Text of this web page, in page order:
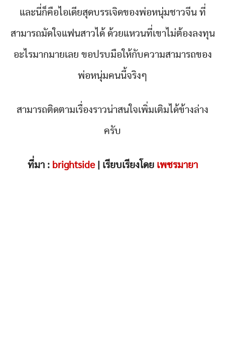
และนี่ก็คือไอเดียสุดบรรเจิดของพ่อหนุ่มชาวจีน ที่
สามารถมัดใจแฟนสาวได้ ด้วยแหวนที่เขาไม่ต้องลงทุน
อะไรมากมายเลย ขอปรบมือให้กับความสามารถของ
พ่อหนุ่มคนนี้จริงๆ
สามารถติดตามเรื่องราวน่าสนใจเพิ่มเติมได้ข้างล่าง
ครับ
ที่มา : brightside| เรียบเรียงโดย เพชรมายา